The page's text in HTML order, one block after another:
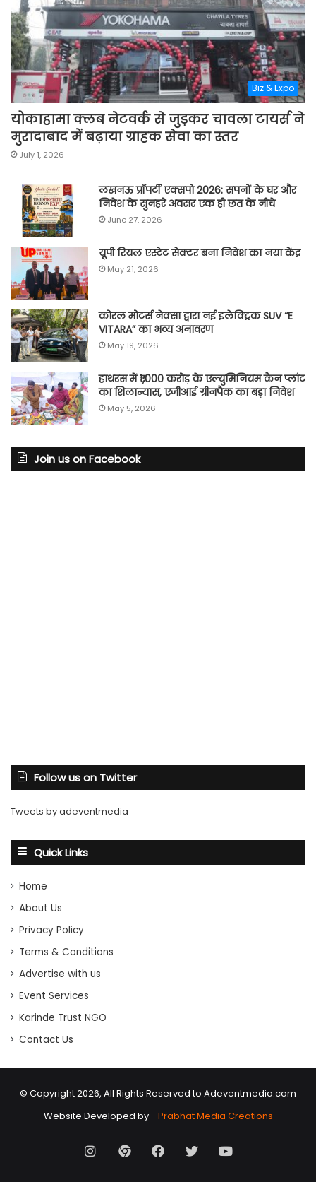
Biz & Expo
योकाहामा क्लब नेटवर्क से जुड़कर चावला टायर्स ने
मुरादाबाद में बढ़ाया ग्राहक सेवा का स्तर
July 1, 2026
लखनऊ प्रॉपर्टी एक्सपो 2026: सपनों के घर और
निवेश के सुनहरे अवसर एक ही छत के नीचे
June 27, 2026
यूपी रियल एस्टेट सेक्टर बना निवेश का नया केंद्र
May 21, 2026
कोरल मोटर्स नेक्सा द्वारा नई इलेक्ट्रिक SUV “E
VITARA” का भव्य अनावरण
May 19, 2026
हाथरस में ₹1,000 करोड़ के एल्युमिनियम कैन प्लांट
का शिलान्यास, एजीआई ग्रीनपैक का बड़ा निवेश
May 5, 2026
Join us on Facebook
Follow us on Twitter
Tweets by adeventmedia
Quick Links
Home
About Us
Privacy Policy
Terms & Conditions
Advertise with us
Event Services
Karinde Trust NGO
Contact Us
© Copyright 2026, All Rights Reserved to Adeventmedia.com
Website Developed by - Prabhat Media Creations
Instagram
AD
Facebook
X Youtube